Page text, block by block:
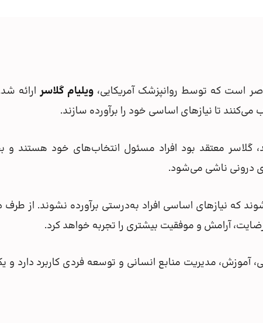
ویلیام گلاسرارائه
تا نیازهای اساسی خود را برآورده سازند.
گلاسر معتقد بود افراد مسئول انتخاب‌های خود هستند
درونی ناشی می‌شود.
که نیازهای اساسی افراد به‌درستی برآورده نشوند. از طرف
آرامش و موفقیت بیشتری را تجربه خواهد کرد.
آموزش، مدیریت منابع انسانی و توسعه فردی کاربرد دارد و